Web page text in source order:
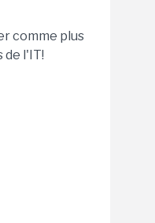
comme plus
de l'IT!